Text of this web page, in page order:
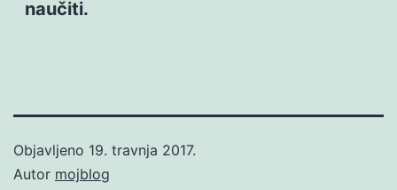
naučiti.
Objavljeno 19. travnja 2017.
Autor mojblog